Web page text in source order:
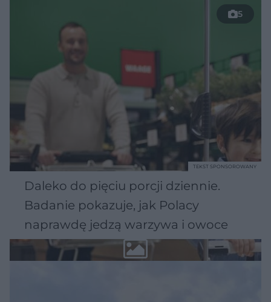
5
Daleko do pięciu porcji dziennie.
Badanie pokazuje, jak Polacy
naprawdę jedzą warzywa i owoce
TEKST SPONSOROWANY